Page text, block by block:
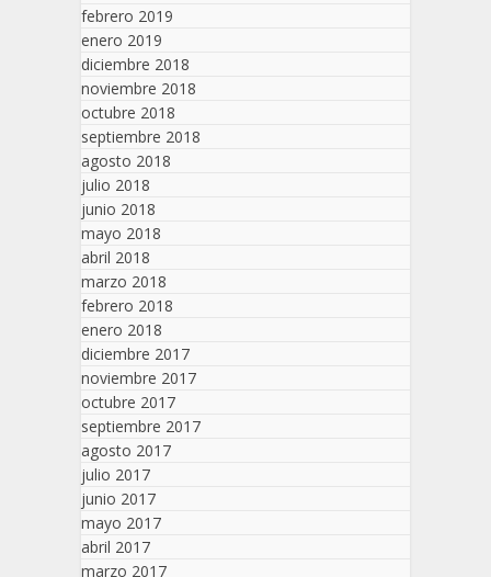
febrero 2019
enero 2019
diciembre 2018
noviembre 2018
octubre 2018
septiembre 2018
agosto 2018
julio 2018
junio 2018
mayo 2018
abril 2018
marzo 2018
febrero 2018
enero 2018
diciembre 2017
noviembre 2017
octubre 2017
septiembre 2017
agosto 2017
julio 2017
junio 2017
mayo 2017
abril 2017
marzo 2017